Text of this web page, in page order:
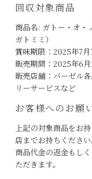
回収対象商品
商品名: ガトー・オ・
ガトミミ）
賞味期限：2025年7
販売期間：2025年6
販売店舗：バーゼル
リーサービスなど
お客様へのお願
上記の対象商品をお
店までお持ちください
商品代金の返金もし
ただきます。